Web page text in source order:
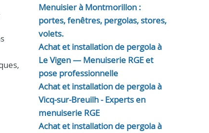
Menuisier à Montmorillon :
portes, fenêtres, pergolas, stores,
volets.
Achat et installation de pergola à
Le Vigen — Menuiserie RGE et
pose professionnelle
Achat et installation de pergola à
Vicq-sur-Breuilh - Experts en
menuiserie RGE
Achat et installation de pergola à